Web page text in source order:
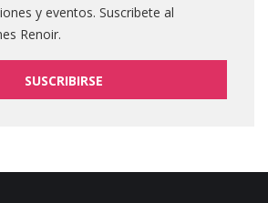
y eventos. Suscribete al
Renoir.
SUSCRIBIRSE